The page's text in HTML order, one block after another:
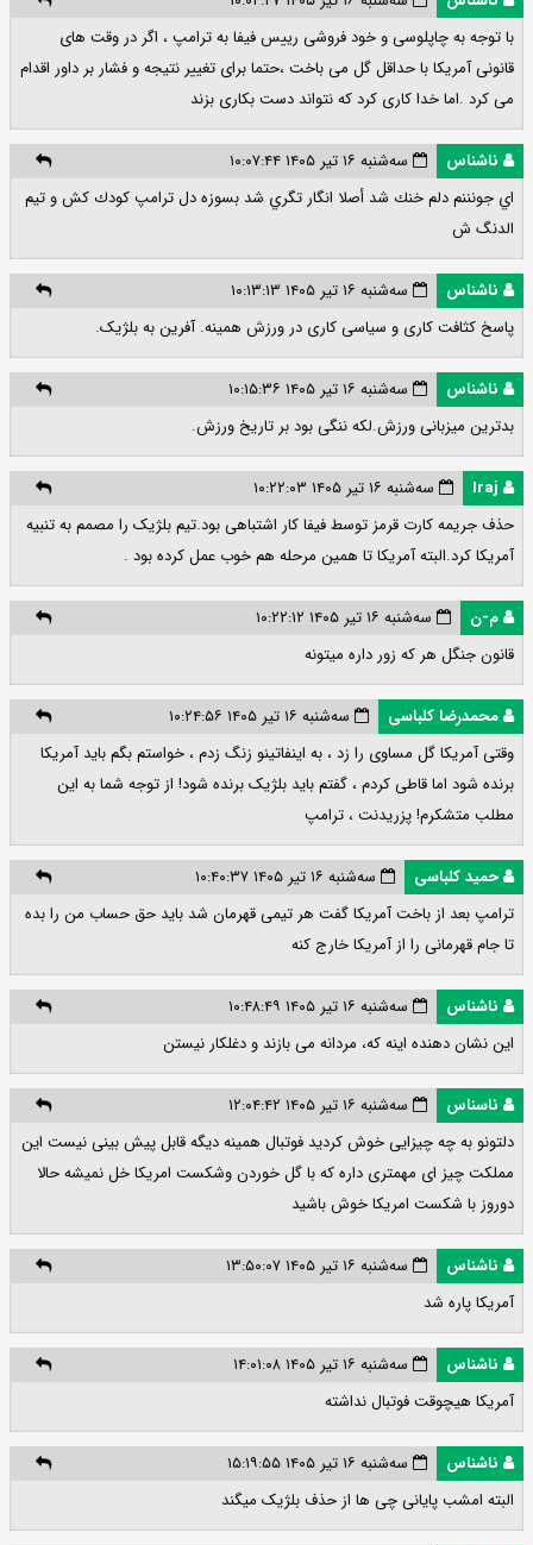
با توجه به چاپلوسی و خود فروشی رییس فیفا به ترامپ ، اگر در وقت های
قانونی آمریکا با حداقل گل می باخت ،حتما برای تغییر نتیجه و فشار بر داور اقدام
می کرد .اما خدا کاری کرد که نتواند دست بکاری بزند
ناشناس
سه‌شنبه ۱۶ تیر ۱۴۰۵ ۱۰:۰۷:۴۴
اي جونننم دلم خنك شد أصلا انگار تگري شد بسوزه دل ترامپ كودك كش و تيم
الدنگ ش
ناشناس
سه‌شنبه ۱۶ تیر ۱۴۰۵ ۱۰:۱۳:۱۳
پاسخ کثافت کاری و سیاسی کاری در ورزش همینه. آفرین به بلژیک.
ناشناس
سه‌شنبه ۱۶ تیر ۱۴۰۵ ۱۰:۱۵:۳۶
بدترین میزبانی ورزش.لکه ننگی بود بر تاریخ ورزش.
سه‌شنبه ۱۶ تیر ۱۴۰۵ ۱۰:۲۲:۰۳
حذف جریمه کارت قرمز توسط فیفا کار اشتباهی بود.تیم بلژیک را مصمم به تنبیه
آمریکا کرد.البته آمریکا تا همین مرحله هم خوب عمل کرده بود .
م-ن
سه‌شنبه ۱۶ تیر ۱۴۰۵ ۱۰:۲۲:۱۲
قانون جنگل هر که زور داره میتونه
محمدرضا کلباسی
سه‌شنبه ۱۶ تیر ۱۴۰۵ ۱۰:۲۴:۵۶
وقتی آمریکا گل مساوی را زد ، به اینفاتینو زنگ زدم ، خواستم بگم باید آمریکا
برنده شود اما قاطی کردم ، گفتم باید بلژیک برنده شود! از توجه شما به این
مطلب متشکرم! پزریدنت ، ترامپ
حمید کلباسی
سه‌شنبه ۱۶ تیر ۱۴۰۵ ۱۰:۴۰:۳۷
ترامپ بعد از باخت آمریکا گفت هر تیمی قهرمان شد باید حق حساب من را بده
تا جام قهرمانی را از آمریکا خارج کنه
ناشناس
سه‌شنبه ۱۶ تیر ۱۴۰۵ ۱۰:۴۸:۴۹
این نشان دهنده اینه که، مردانه می بازند و دغلکار نیستن
ناسناس
سه‌شنبه ۱۶ تیر ۱۴۰۵ ۱۲:۰۴:۴۲
دلتونو به چه چیزایی خوش کردید فوتبال همینه دیگه قابل پیش بینی نیست این
مملکت چیز ای مهمتری داره که با گل خوردن وشکست امریکا خل نمیشه حالا
دوروز با شکست امریکا خوش باشید
ناشناس
سه‌شنبه ۱۶ تیر ۱۴۰۵ ۱۳:۵۰:۰۷
آمریکا پاره شد
ناشناس
سه‌شنبه ۱۶ تیر ۱۴۰۵ ۱۴:۰۱:۰۸
آمریکا هیچوقت فوتبال نداشته
ناشناس
سه‌شنبه ۱۶ تیر ۱۴۰۵ ۱۵:۱۹:۵۵
البته امشب پایانی چی ها از حذف بلژیک میگند